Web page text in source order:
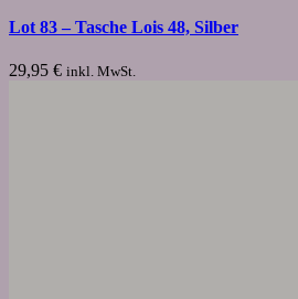
Lot 83 – Tasche Lois 48, Silber
29,95 € inkl. MwSt.